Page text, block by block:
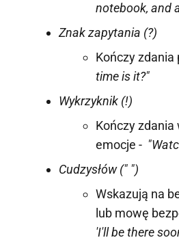
notebook, and
Znak zapytania (?)
Kończy zdania
time is it?"
Wykrzyknik (!)
Kończy zdania
emocje -
Cudzysłów (" ")
Wskazują na
lub mowę
'I'll be there